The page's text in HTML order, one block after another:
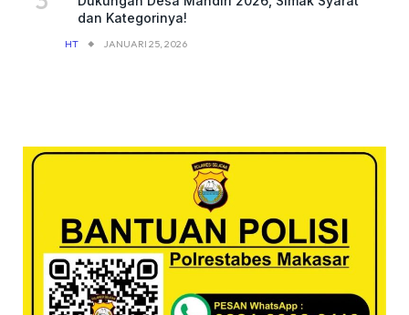
dan Kategorinya!
HT JANUARI 25, 2026